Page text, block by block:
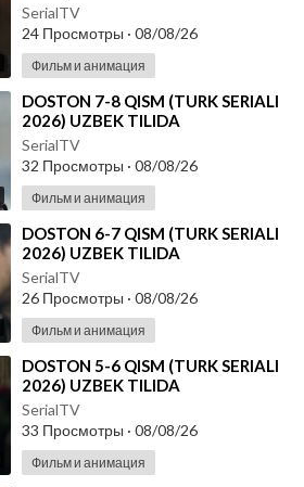
SerialTV
24 Просмотры · 08/08/26
Фильм и анимация
⁣DOSTON 7-8 QISM (TURK SERIALI
2026) UZBEK TILIDA
SerialTV
32 Просмотры · 08/08/26
Фильм и анимация
⁣DOSTON 6-7 QISM (TURK SERIALI
2026) UZBEK TILIDA
SerialTV
26 Просмотры · 08/08/26
Фильм и анимация
⁣DOSTON 5-6 QISM (TURK SERIALI
2026) UZBEK TILIDA
SerialTV
33 Просмотры · 08/08/26
Фильм и анимация